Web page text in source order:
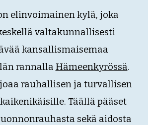
elinvoimainen kylä, joka
valtakunnallisesti
kansallismaisemaa
rannalla Hämeenkyrössä.
rauhallisen ja turvallisen
Täällä pääset
sekä aidosta